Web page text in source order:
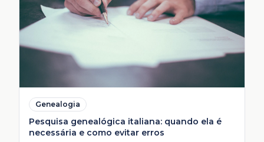
Genealogia
Pesquisa genealógica italiana: quando ela é
necessária e como evitar erros